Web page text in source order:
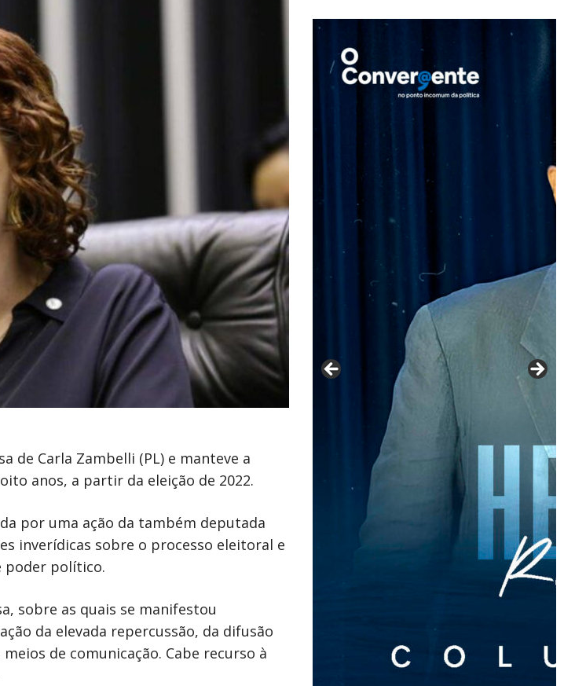
de Carla Zambelli (PL) e manteve a
anos, a partir da eleição de 2022.
por uma ação da também deputada
inverídicas sobre o processo eleitoral e
poder político.
sobre as quais se manifestou
da elevada repercussão, da difusão
de comunicação. Cabe recurso à